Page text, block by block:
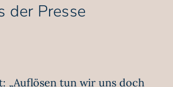
der Presse
„Auflösen tun wir uns doch